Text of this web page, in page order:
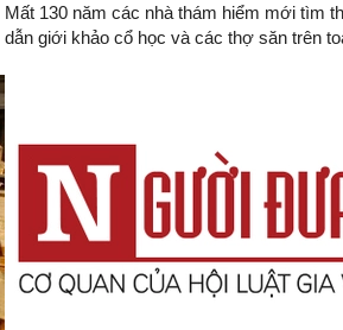
Mất 130 năm các nhà thám hiểm mới tìm
dẫn giới khảo cổ học và các thợ săn trên